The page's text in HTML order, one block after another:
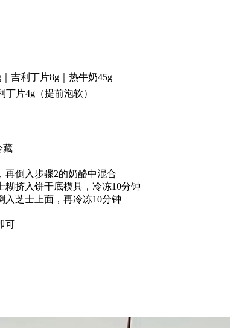
吉利丁片8g｜热牛奶45g
片4g（提前泡软）
藏
倒入步骤2的奶酪中混合
挤入饼干底模具，冷冻10分钟
芝士上面，再冷冻10分钟
可